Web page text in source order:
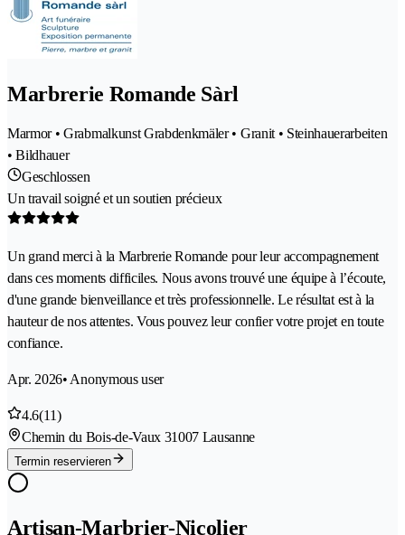
Marbrerie Romande Sàrl
Marmor • Grabmalkunst Grabdenkmäler • Granit • Steinhauerarbeiten
• Bildhauer
Geschlossen
Un travail soigné et un soutien précieux
Un grand merci à la Marbrerie Romande pour leur accompagnement
dans ces moments difficiles. Nous avons trouvé une équipe à l’écoute,
d'une grande bienveillance et très professionnelle. Le résultat est à la
hauteur de nos attentes. Vous pouvez leur confier votre projet en toute
confiance.
Apr. 2026• Anonymous user
4.6(11)
Chemin du Bois-de-Vaux 31007 Lausanne
Termin reservieren
Artisan-Marbrier-Nicolier